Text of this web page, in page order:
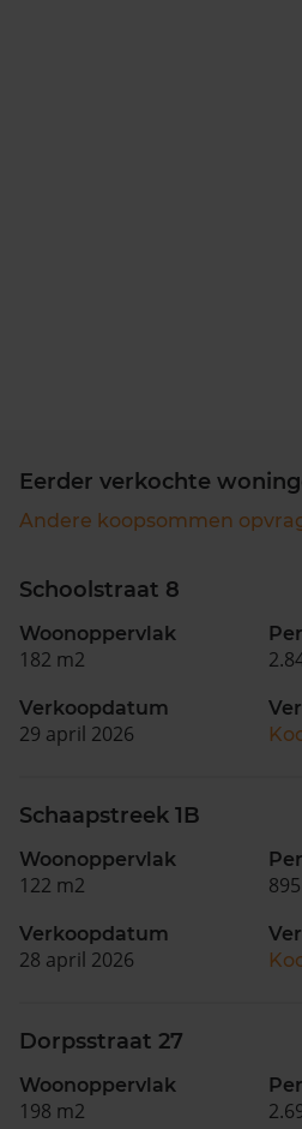
Eerder verkochte
Andere koopsommen
Schoolstraat 8
Woonoppervlak
182 m2
Verkoopdatum
29 april 2026
Schaapstreek 1B
Woonoppervlak
122 m2
Verkoopdatum
28 april 2026
Dorpsstraat 27
Woonoppervlak
198 m2